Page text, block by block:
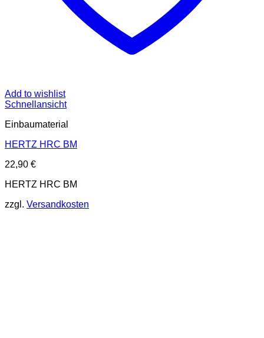
Add to wishlist
Schnellansicht
Einbaumaterial
HERTZ HRC BM
22,90 €
HERTZ HRC BM
zzgl. Versandkosten